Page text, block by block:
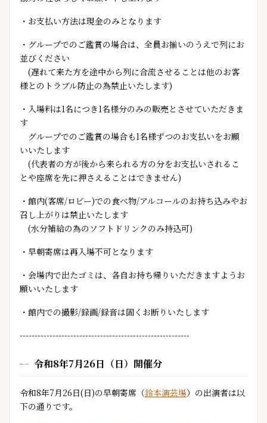
・お支払い方法は現金のみとなります
・グループでのご鑑賞の場合は、全員お揃いのうえで列にお
並びください
(遅れて来た方を途中から列に合流させることは他のお客
様とのトラブル防止の為禁止いたします)
・入場料は1名につき1名様分のみの販売とさせていただきま
す
グループでのご鑑賞の場合も1名様ずつのお支払いをお願
いいたします
(代表者の方が後から来られる方の分をお支払いされるこ
とや座席を先に押さえることはできません)
・館内(客席/ロビー)での食べ物/アルコールのお持ち込みやお
召し上がりは禁止いたします
(水分補給の為のソフトドリンクのみ持込可)
・早朝寄席は再入場不可となります
・会場内で出たゴミは、各自お持ち帰りいただきますようお
願いいたします
・館内での撮影/録画/録音は固くお断りいたします
---------------------------------------------------------
令和8年7月26日（日）開催分
令和8年7月26日(日)の早朝寄席（鈴本演芸場）の出演者は以
下の通りです。